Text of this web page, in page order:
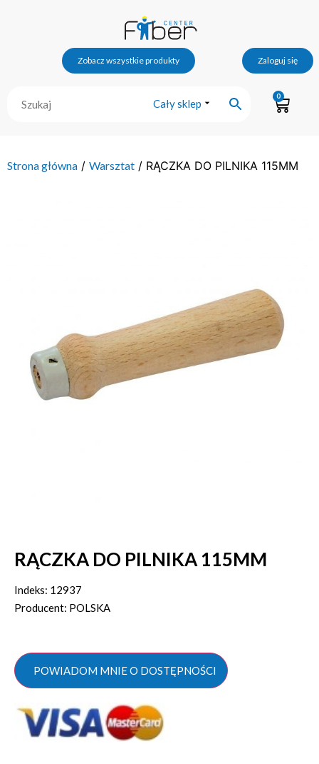
Zobacz wszystkie produkty Zaloguj się
Cały sklep
0
Strona główna / Warsztat / RĄCZKA DO PILNIKA 115MM
RĄCZKA DO PILNIKA 115MM
Indeks: 12937
Producent: POLSKA
POWIADOM MNIE O DOSTĘPNOŚCI